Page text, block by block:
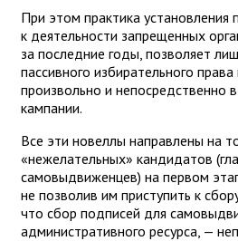
При этом практика установления
к деятельности запрещенных
за последние годы, позволяет
пассивного избирательного права
произвольно и непосредственно
кампании.
Все эти новеллы направлены на
«нежелательных» кандидатов
самовыдвиженцев) на первом
не позволив им приступить к
что сбор подписей для
административного ресурса, —